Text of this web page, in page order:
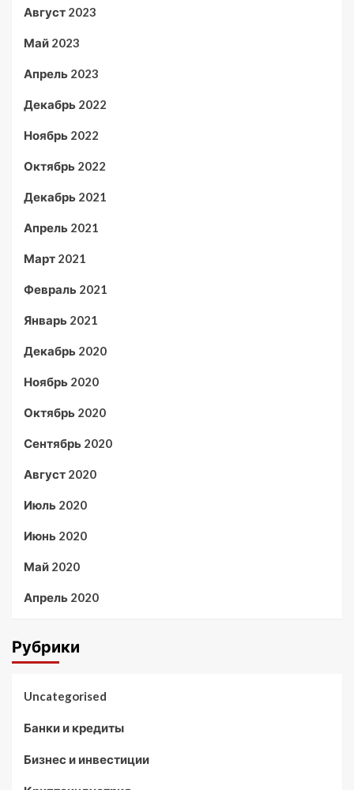
Август 2023
Май 2023
Апрель 2023
Декабрь 2022
Ноябрь 2022
Октябрь 2022
Декабрь 2021
Апрель 2021
Март 2021
Февраль 2021
Январь 2021
Декабрь 2020
Ноябрь 2020
Октябрь 2020
Сентябрь 2020
Август 2020
Июль 2020
Июнь 2020
Май 2020
Апрель 2020
Рубрики
Uncategorised
Банки и кредиты
Бизнес и инвестиции